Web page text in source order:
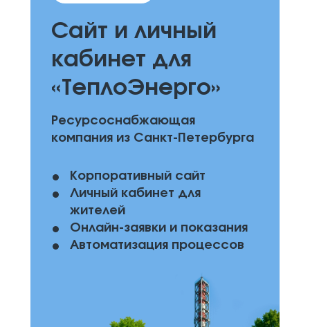
Сайт и личный
кабинет для
«ТеплоЭнерго»
Ресурсоснабжающая
компания из Санкт-Петербурга
Корпоративный сайт
Личный кабинет для
жителей
Онлайн-заявки и показания
Автоматизация процессов